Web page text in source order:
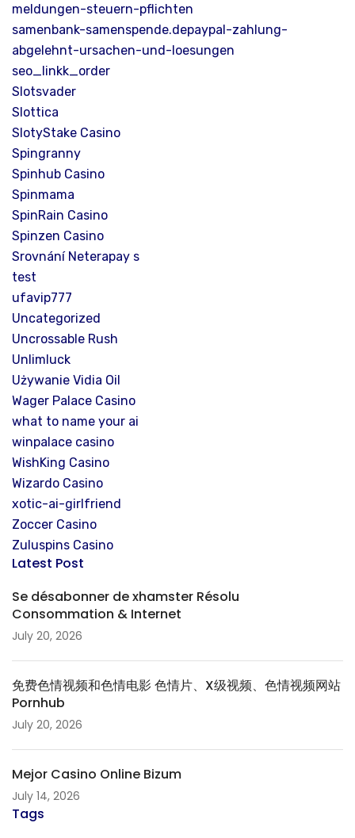
meldungen-steuern-pflichten
samenbank-samenspende.depaypal-zahlung-
abgelehnt-ursachen-und-loesungen
seo_linkk_order
Slotsvader
Slottica
SlotyStake Casino
Spingranny
Spinhub Casino
Spinmama
SpinRain Casino
Spinzen Casino
Srovnání Neterapay s
test
ufavip777
Uncategorized
Uncrossable Rush
Unlimluck
Używanie Vidia Oil
Wager Palace Casino
what to name your ai
winpalace casino
WishKing Casino
Wizardo Casino
xotic-ai-girlfriend
Zoccer Casino
Zuluspins Casino
Latest Post
Se désabonner de xhamster Résolu
Consommation & Internet
July 20, 2026
免费色情视频和色情电影 色情片、X级视频、色情视频网站
Pornhub
July 20, 2026
Mejor Casino Online Bizum
July 14, 2026
Tags